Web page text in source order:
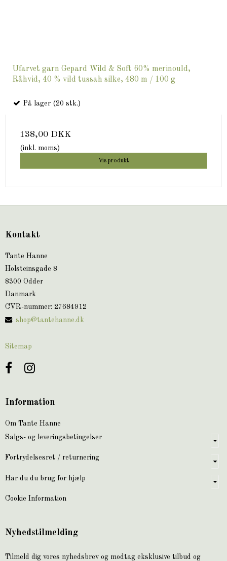
Ufarvet garn Gepard Wild & Soft 60% merinould,
Råhvid, 40 % vild tussah silke, 480 m / 100 g
På lager (20 stk.)
138,00 DKK
(inkl. moms)
Vis produkt
Kontakt
Tante Hanne
Holsteinsgade 8
8300 Odder
Danmark
CVR-nummer: 27684912
: shop@tantehanne.dk
Sitemap
Information
Om Tante Hanne
Salgs- og leveringsbetingelser
Fortrydelsesret / returnering
Har du du brug for hjælp
Cookie Information
Nyhedstilmelding
Tilmeld dig vores nyhedsbrev og modtag eksklusive tilbud og